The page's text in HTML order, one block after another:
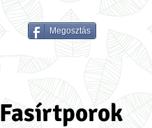
Megosztás
Fasírtporok